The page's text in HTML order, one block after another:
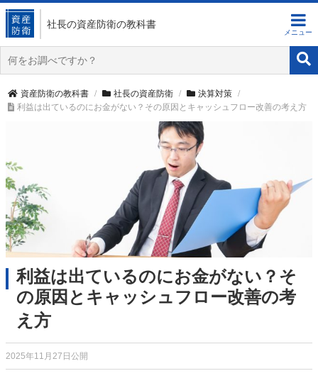
社長の資産防衛の教科書
資産防衛の教科書 社長の資産防衛
決算対策
利益は出ているのにお金がない？その原因とキャッシュフロー改善の考え方
利益は出ているのにお金がない？そ
の原因とキャッシュフロー改善の考
え方
2025年11月27日公開